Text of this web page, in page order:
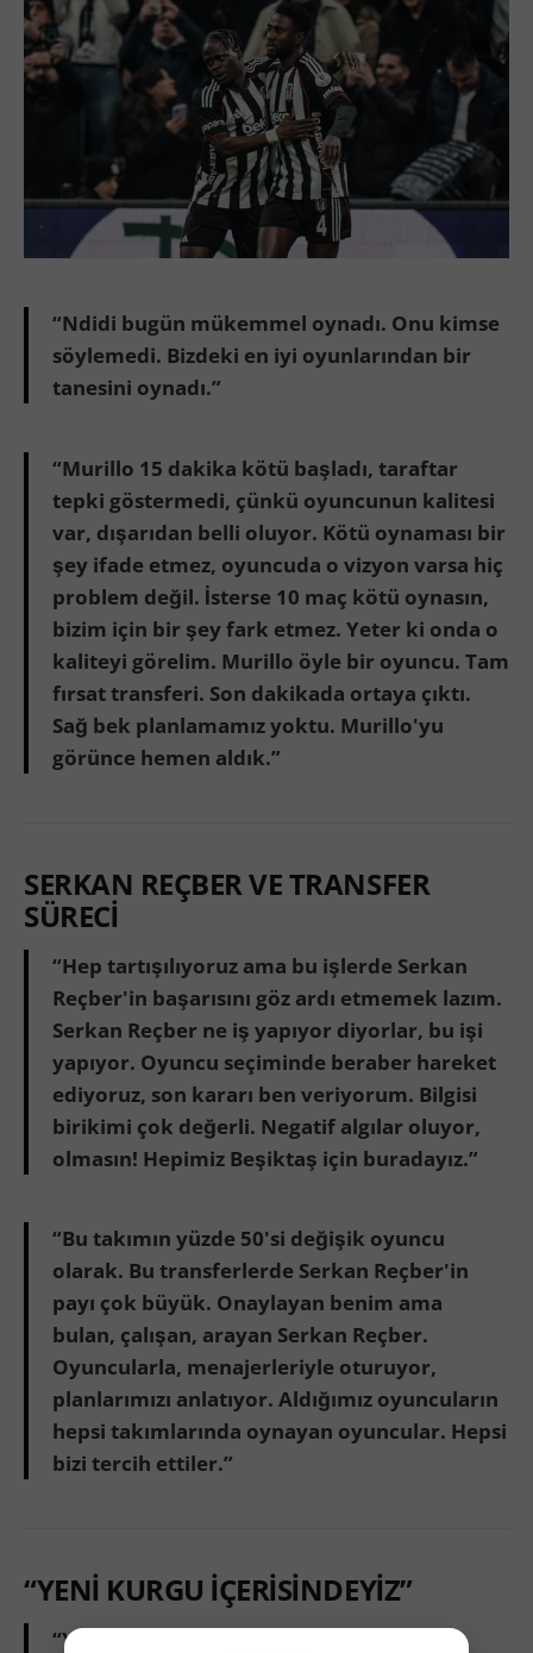
“Ndidi bugün mükemmel oynadı. Onu kimse
söylemedi. Bizdeki en iyi oyunlarından bir
tanesini oynadı.”
“Murillo 15 dakika kötü başladı, taraftar
tepki göstermedi, çünkü oyuncunun kalitesi
var, dışarıdan belli oluyor. Kötü oynaması bir
şey ifade etmez, oyuncuda o vizyon varsa hiç
problem değil. İsterse 10 maç kötü oynasın,
bizim için bir şey fark etmez. Yeter ki onda o
kaliteyi görelim. Murillo öyle bir oyuncu. Tam
fırsat transferi. Son dakikada ortaya çıktı.
Sağ bek planlamamız yoktu. Murillo'yu
görünce hemen aldık.”
SERKAN REÇBER VE TRANSFER
SÜRECİ
“Hep tartışılıyoruz ama bu işlerde Serkan
Reçber'in başarısını göz ardı etmemek lazım.
Serkan Reçber ne iş yapıyor diyorlar, bu işi
yapıyor. Oyuncu seçiminde beraber hareket
ediyoruz, son kararı ben veriyorum. Bilgisi
birikimi çok değerli. Negatif algılar oluyor,
olmasın! Hepimiz Beşiktaş için buradayız.”
“Bu takımın yüzde 50'si değişik oyuncu
olarak. Bu transferlerde Serkan Reçber'in
payı çok büyük. Onaylayan benim ama
bulan, çalışan, arayan Serkan Reçber.
Oyuncularla, menajerleriyle oturuyor,
planlarımızı anlatıyor. Aldığımız oyuncuların
hepsi takımlarında oynayan oyuncular. Hepsi
bizi tercih ettiler.”
“YENİ KURGU İÇERİSİNDEYİZ”
“Yeni kurgu içerisindeyiz, yeni oyuncular